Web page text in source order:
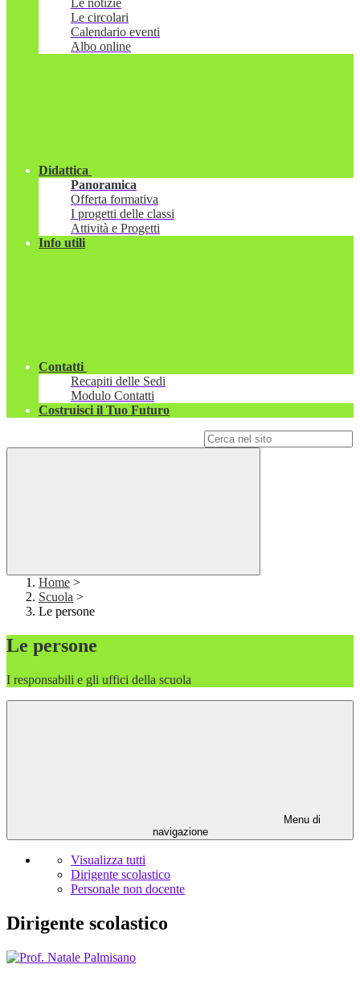
Le notizie
Le circolari
Calendario eventi
Albo online
Didattica
Panoramica
Offerta formativa
I progetti delle classi
Attività e Progetti
Info utili
Contatti
Recapiti delle Sedi
Modulo Contatti
Costruisci il Tuo Futuro
Home >
Scuola >
Le persone
Le persone
I responsabili e gli uffici della scuola
Menu di
navigazione
Visualizza tutti
Dirigente scolastico
Personale non docente
Dirigente scolastico